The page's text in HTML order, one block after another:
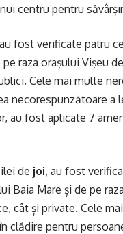
centru pentru
fost verificate patru
pe raza orașului Vișeu
Cele mai multe
necorespunzătoare
au fost aplicate 7
de joi, au fost
Baia Mare și de pe
cât și private. Cele
clădire pentru